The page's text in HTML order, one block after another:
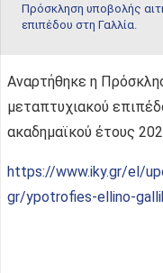
Πρόσκληση υποβολής
επιπέδου στη Γαλλία.
Αναρτήθηκε η
μεταπτυχιακού
ακαδημαϊκού έτους
https://www.iky.gr/el/
gr/ypotrofies-ellino-